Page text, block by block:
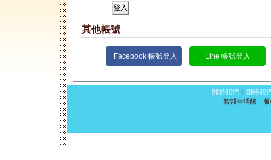
其他帳號
Facebook 帳號登入 Line 帳號登入
關於我們 | 聯絡我
智邦生活館 版